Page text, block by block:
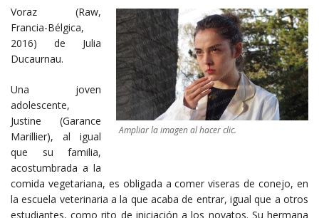
Ampliar la imagen al hacer clic.
Voraz (Raw,
Francia-Bélgica,
2016) de Julia
Ducaurnau.
Una joven
adolescente,
Justine (Garance
Marillier), al igual
que su familia,
acostumbrada a la
comida vegetariana, es obligada a comer viseras de conejo, en
la escuela veterinaria a la que acaba de entrar, igual que a otros
estudiantes, como rito de iniciación a los novatos. Su hermana